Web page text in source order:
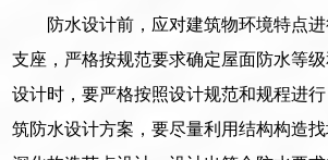
防水设计前，应对建筑物环境特点
支座，严格按规范要求确定屋面防水等
设计时，要严格按照设计规范和规程进
筑防水设计方案，要尽量利用结构构造